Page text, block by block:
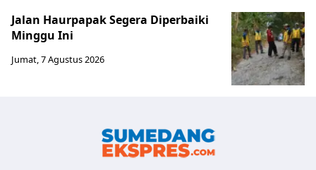
Jalan Haurpapak Segera Diperbaiki
Minggu Ini
Jumat, 7 Agustus 2026